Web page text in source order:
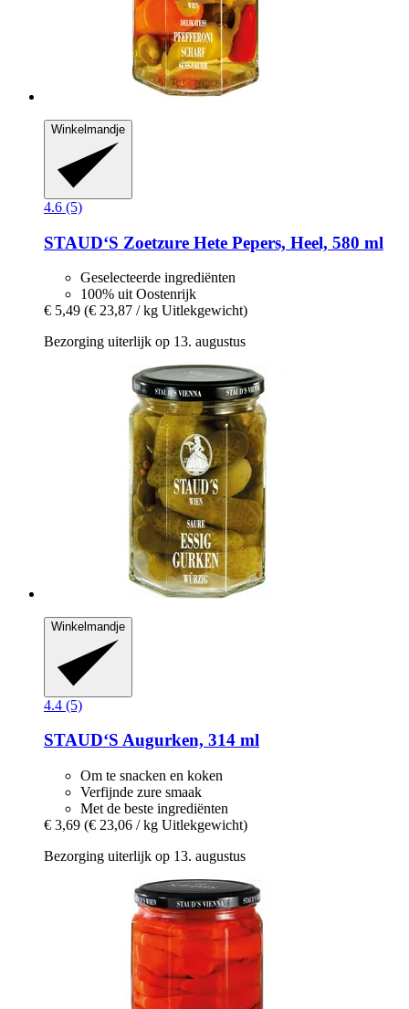
Winkelmandje
4.6 (5)
STAUD‘S Zoetzure Hete Pepers, Heel, 580 ml
Geselecteerde ingrediënten
100% uit Oostenrijk
€ 5,49 (€ 23,87 / kg Uitlekgewicht)
Bezorging uiterlijk op 13. augustus
Winkelmandje
4.4 (5)
STAUD‘S Augurken, 314 ml
Om te snacken en koken
Verfijnde zure smaak
Met de beste ingrediënten
€ 3,69 (€ 23,06 / kg Uitlekgewicht)
Bezorging uiterlijk op 13. augustus